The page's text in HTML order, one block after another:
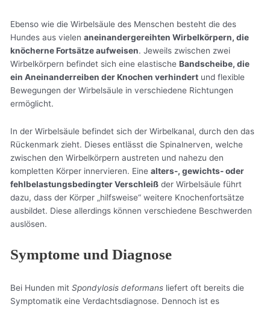
Ebenso wie die Wirbelsäule des Menschen besteht die des
Hundes aus vielenaneinandergereihten Wirbelkörpern, die
knöcherne Fortsätze aufweisen. Jeweils zwischen zwei
Wirbelkörpern befindet sich eine elastischeBandscheibe, die
ein Aneinanderreiben der Knochen verhindert und flexible
Bewegungen der Wirbelsäule in verschiedene Richtungen
ermöglicht.
In der Wirbelsäule befindet sich der Wirbelkanal, durch den das
Rückenmark zieht. Dieses entlässt die Spinalnerven, welche
zwischen den Wirbelkörpern austreten und nahezu den
kompletten Körper innervieren. Einealters-, gewichts- oder
fehlbelastungsbedingter Verschleiß der Wirbelsäule führt
dazu, dass der Körper „hilfsweise“ weitere Knochenfortsätze
ausbildet. Diese allerdings können verschiedene Beschwerden
auslösen.
Symptome und Diagnose
Bei Hunden mitSpondylosis deformans liefert oft bereits die
Symptomatik eine Verdachtsdiagnose. Dennoch ist es